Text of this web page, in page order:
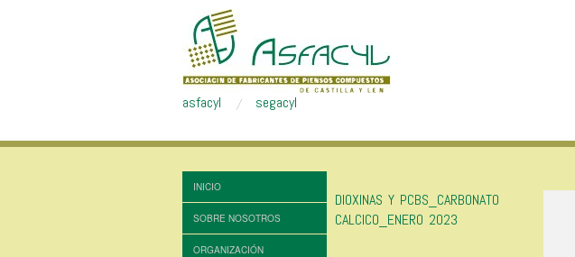
asfacyl segacyl
INICIO
SOBRE NOSOTROS
ORGANIZACIÓN
DIOXINAS Y PCBS_CARBONATO
CALCICO_ENERO 2023